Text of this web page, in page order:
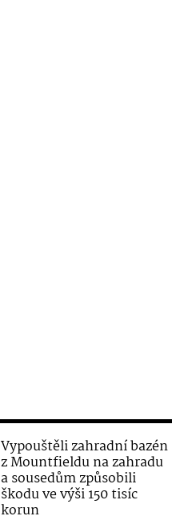
Vypouštěli zahradní bazén
z Mountfieldu na zahradu
a sousedům způsobili
škodu ve výši 150 tisíc
korun